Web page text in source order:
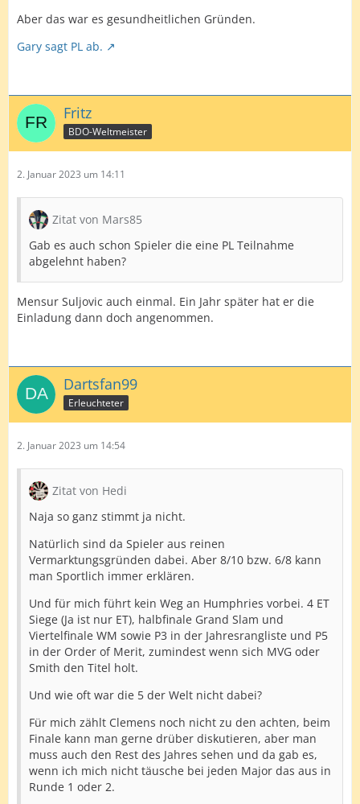
Aber das war es gesundheitlichen Gründen.
Gary sagt PL ab.
Fritz
BDO-Weltmeister
2. Januar 2023 um 14:11
Zitat von Mars85
Gab es auch schon Spieler die eine PL Teilnahme
abgelehnt haben?
Mensur Suljovic auch einmal. Ein Jahr später hat er die
Einladung dann doch angenommen.
Dartsfan99
Erleuchteter
2. Januar 2023 um 14:54
Zitat von Hedi
Naja so ganz stimmt ja nicht.
Natürlich sind da Spieler aus reinen
Vermarktungsgründen dabei. Aber 8/10 bzw. 6/8 kann
man Sportlich immer erklären.
Und für mich führt kein Weg an Humphries vorbei. 4 ET
Siege (Ja ist nur ET), halbfinale Grand Slam und
Viertelfinale WM sowie P3 in der Jahresrangliste und P5
in der Order of Merit, zumindest wenn sich MVG oder
Smith den Titel holt.
Und wie oft war die 5 der Welt nicht dabei?
Für mich zählt Clemens noch nicht zu den achten, beim
Finale kann man gerne drüber diskutieren, aber man
muss auch den Rest des Jahres sehen und da gab es,
wenn ich mich nicht täusche bei jeden Major das aus in
Runde 1 oder 2.